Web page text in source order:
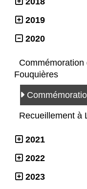
2019
2020
Fouquières
Recueillement à
2021
2022
2023